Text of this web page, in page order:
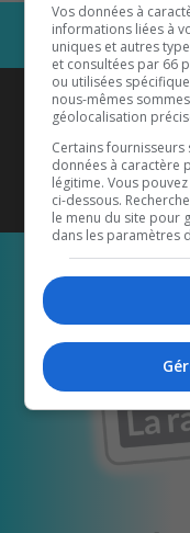
Coyote
Vos données à
informations liées à
uniques et autres
et consultées par 66
ou utilisées
nous-mêmes
géolocalisation
Certains
données à caractère
légitime. Vous
ci-dessous.
le menu du site pour
dans les paramètres